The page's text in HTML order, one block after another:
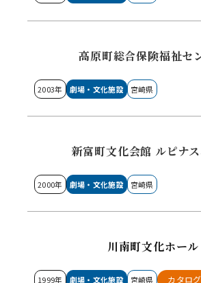
高原町総合保険福祉セ
2003年 劇場・文化施設 宮崎県
新富町文化会館 ルピナ
2000年 劇場・文化施設 宮崎県
川南町文化ホール
1999年 劇場・文化施設 宮崎県 カタログ